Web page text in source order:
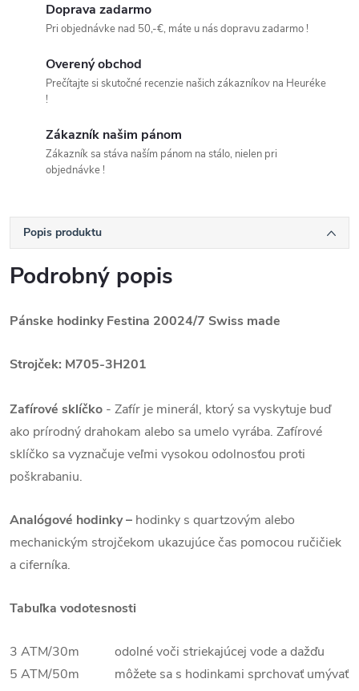
Doprava zadarmo
Pri objednávke nad 50,-€, máte u nás dopravu zadarmo !
Overený obchod
Prečítajte si skutočné recenzie našich zákazníkov na Heuréke
!
Zákazník našim pánom
Zákazník sa stáva naším pánom na stálo, nielen pri
objednávke !
Popis produktu
Podrobný popis
Pánske hodinky Festina 20024/7 Swiss made
Strojček: M705-3H201
Zafírové sklíčko - Zafír je minerál, ktorý sa vyskytuje buď
ako prírodný drahokam alebo sa umelo vyrába. Zafírové
sklíčko sa vyznačuje veľmi vysokou odolnosťou proti
poškrabaniu.
Analógové hodinky – hodinky s quartzovým alebo
mechanickým strojčekom ukazujúce čas pomocou ručičiek
a ciferníka.
Tabuľka vodotesnosti
3 ATM/30m odolné voči striekajúcej vode a dažďu
5 ATM/50m môžete sa s hodinkami sprchovať umývať